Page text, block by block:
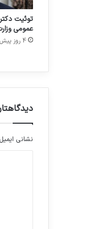
ی
س
ک
ک
ی
د
ص
ا
ی
ع
توئیت
عمومی
4 روز پیش
نشانی